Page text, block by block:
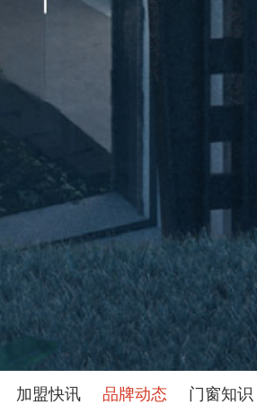
加盟快讯 品牌动态 门窗知识